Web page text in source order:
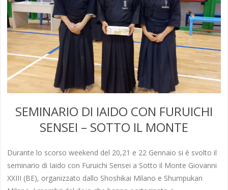
SEMINARIO DI IAIDO CON FURUICHI
SENSEI – SOTTO IL MONTE
Durante lo scorso weekend del 20,21 e 22 Gennaio si è svolto il
seminario di Iaido con Furuichi Sensei a Sotto il Monte Giovanni
XXIII (BE), organizzato dallo Shoshikai Milano e Shumpukan